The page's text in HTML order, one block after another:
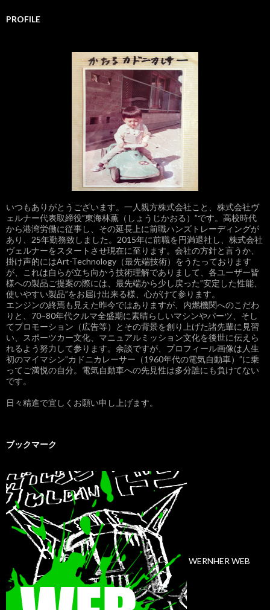
PROFILE
いつもありがとうございます。一人親方株式会社こと、株式会社ヴ
ェルナー代表取締役”東海林薫（しょうじかおる）”です。高校時代
から港湾労働に従事し、その延長上に前職ハンズトレーディングが
あり、25年勤務致しました。2015年に前職を円満退社し、株式会社
ヴェルナーをスタートさせ現在に至ります。会社の方針と言うか、
掛け声的にはArt-Technology（最先端技術）をうたっております
が、これは自らが立ち向かう技術理解でありまして、各ユーザー皆
様への製品ご提案の際には、最先端から少し戻った”安定した性能、
使いやすい製品”をお届け出来る様、心がけて参ります。
エンジンの終焉も見えた昨今ではありますが、内燃機関へのこだわ
りと、70~80年代クルマ全盛期に素晴らしいマシンやパーツ、そし
てプロモーション（広告等）とその背景を創り上げた諸先輩に見習
い、スポーツカー文化、マニュアルミッション文化を後世に伝えら
れるよう努力して参ります。余談ですが、プロフィール画像は人生
初のマイマシン”カドニカレーサー（1960年代の電気自動車）”に乗
ってご満悦の自分。電気自動車への先見性は多分誰にも負けてない
です。
日々精進で宜しくお願い申し上げます。
ブックマーク
WERNHER WEB